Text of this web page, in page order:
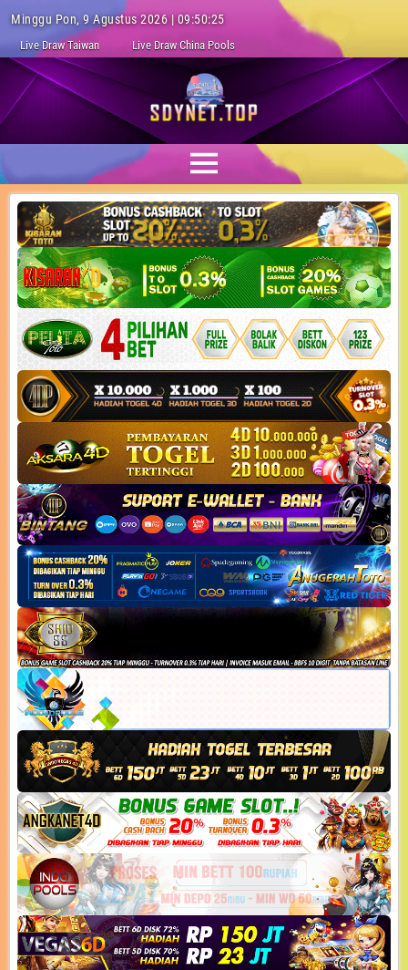
Minggu Pon, 9 Agustus 2026 | 09:50:25
Live Draw Taiwan Live Draw China Pools